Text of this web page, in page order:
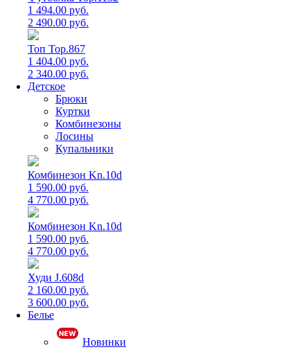
1 494.00 руб.
2 490.00 руб.
Топ Top.867
1 404.00 руб.
2 340.00 руб.
Детское
Брюки
Куртки
Комбинезоны
Лосины
Купальники
Комбинезон Kn.10d
1 590.00 руб.
4 770.00 руб.
Комбинезон Kn.10d
1 590.00 руб.
4 770.00 руб.
Худи J.608d
2 160.00 руб.
3 600.00 руб.
Белье
Новинки